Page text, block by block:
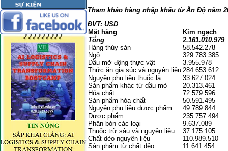
Tham khảo hàng nhập khẩu từ Ấn Độ năm
ĐVT: USD
Mặt hàng
Kim ngạch
Tổng
2.161.010.979
Hàng thủy sản
58.542.278
Ngô
329.783.385
Dầu mỡ động thực vật
3.955.978
Thức ăn gia súc và nguyên liệu 284.653.612
Nguyên phụ liệu thuốc lá
33.627.024
Sản phẩm khác từ dầu mỏ
20.313.461
Hóa chất
72.579.596
Sản phẩm hóa chất
50.591.495
Nguyên phụ liệu dược phẩm
49.789.844
Dược phẩm
235.757.494
Phân bón các loại
9.637.089
Thuốc trừ sâu và nguyên liệu
37.175.105
Chất dẻo nguyên liệu
110.989.510
Sản phẩm từ chất dẻo
11.641.454